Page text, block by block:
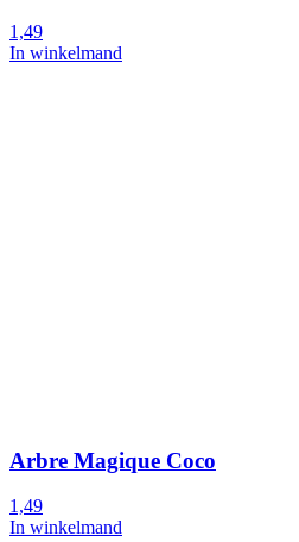
1,49
In winkelmand
Arbre Magique Coco
1,49
In winkelmand